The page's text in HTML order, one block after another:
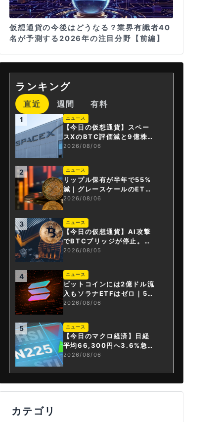
仮想通貨の今後はどうなる？業界有識者40
名が予測する2026年の注目分野【前編】
ランキング
直近 週間 有料
1 ニュース
【今日の仮想通貨】スペー
スXのBTC評価減と9億株の
解禁。208億円相当のBTC
が盗難
2026/08/06
2 ニュース
リップル保有が半年で55%
減｜グレースケールのET
F、純資産1.6億ドル減
2026/08/06
3 ニュース
【今日の仮想通貨】AI攻撃
でBTCブリッジが停止。金
融庁が「暗号資産・ステー
2026/08/05
4 ニュース
ビットコインには2億ドル流
入もソラナETFはゼロ｜5営
業日連続で停止
2026/08/06
5 ニュース
【今日のマクロ経済】日経
平均66,300円へ3.6%急騰
もAI投資回収懸念が再燃
2026/08/06
カテゴリ